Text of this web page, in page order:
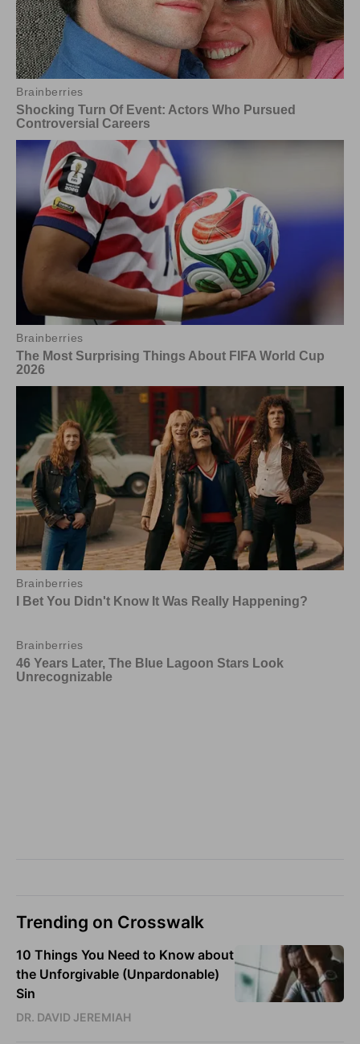
Trending on Crosswalk
10 Things You Need to Know about
the Unforgivable (Unpardonable)
Sin
DR. DAVID JEREMIAH